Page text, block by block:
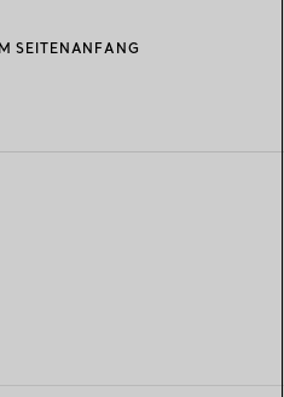
SEITENANFANG